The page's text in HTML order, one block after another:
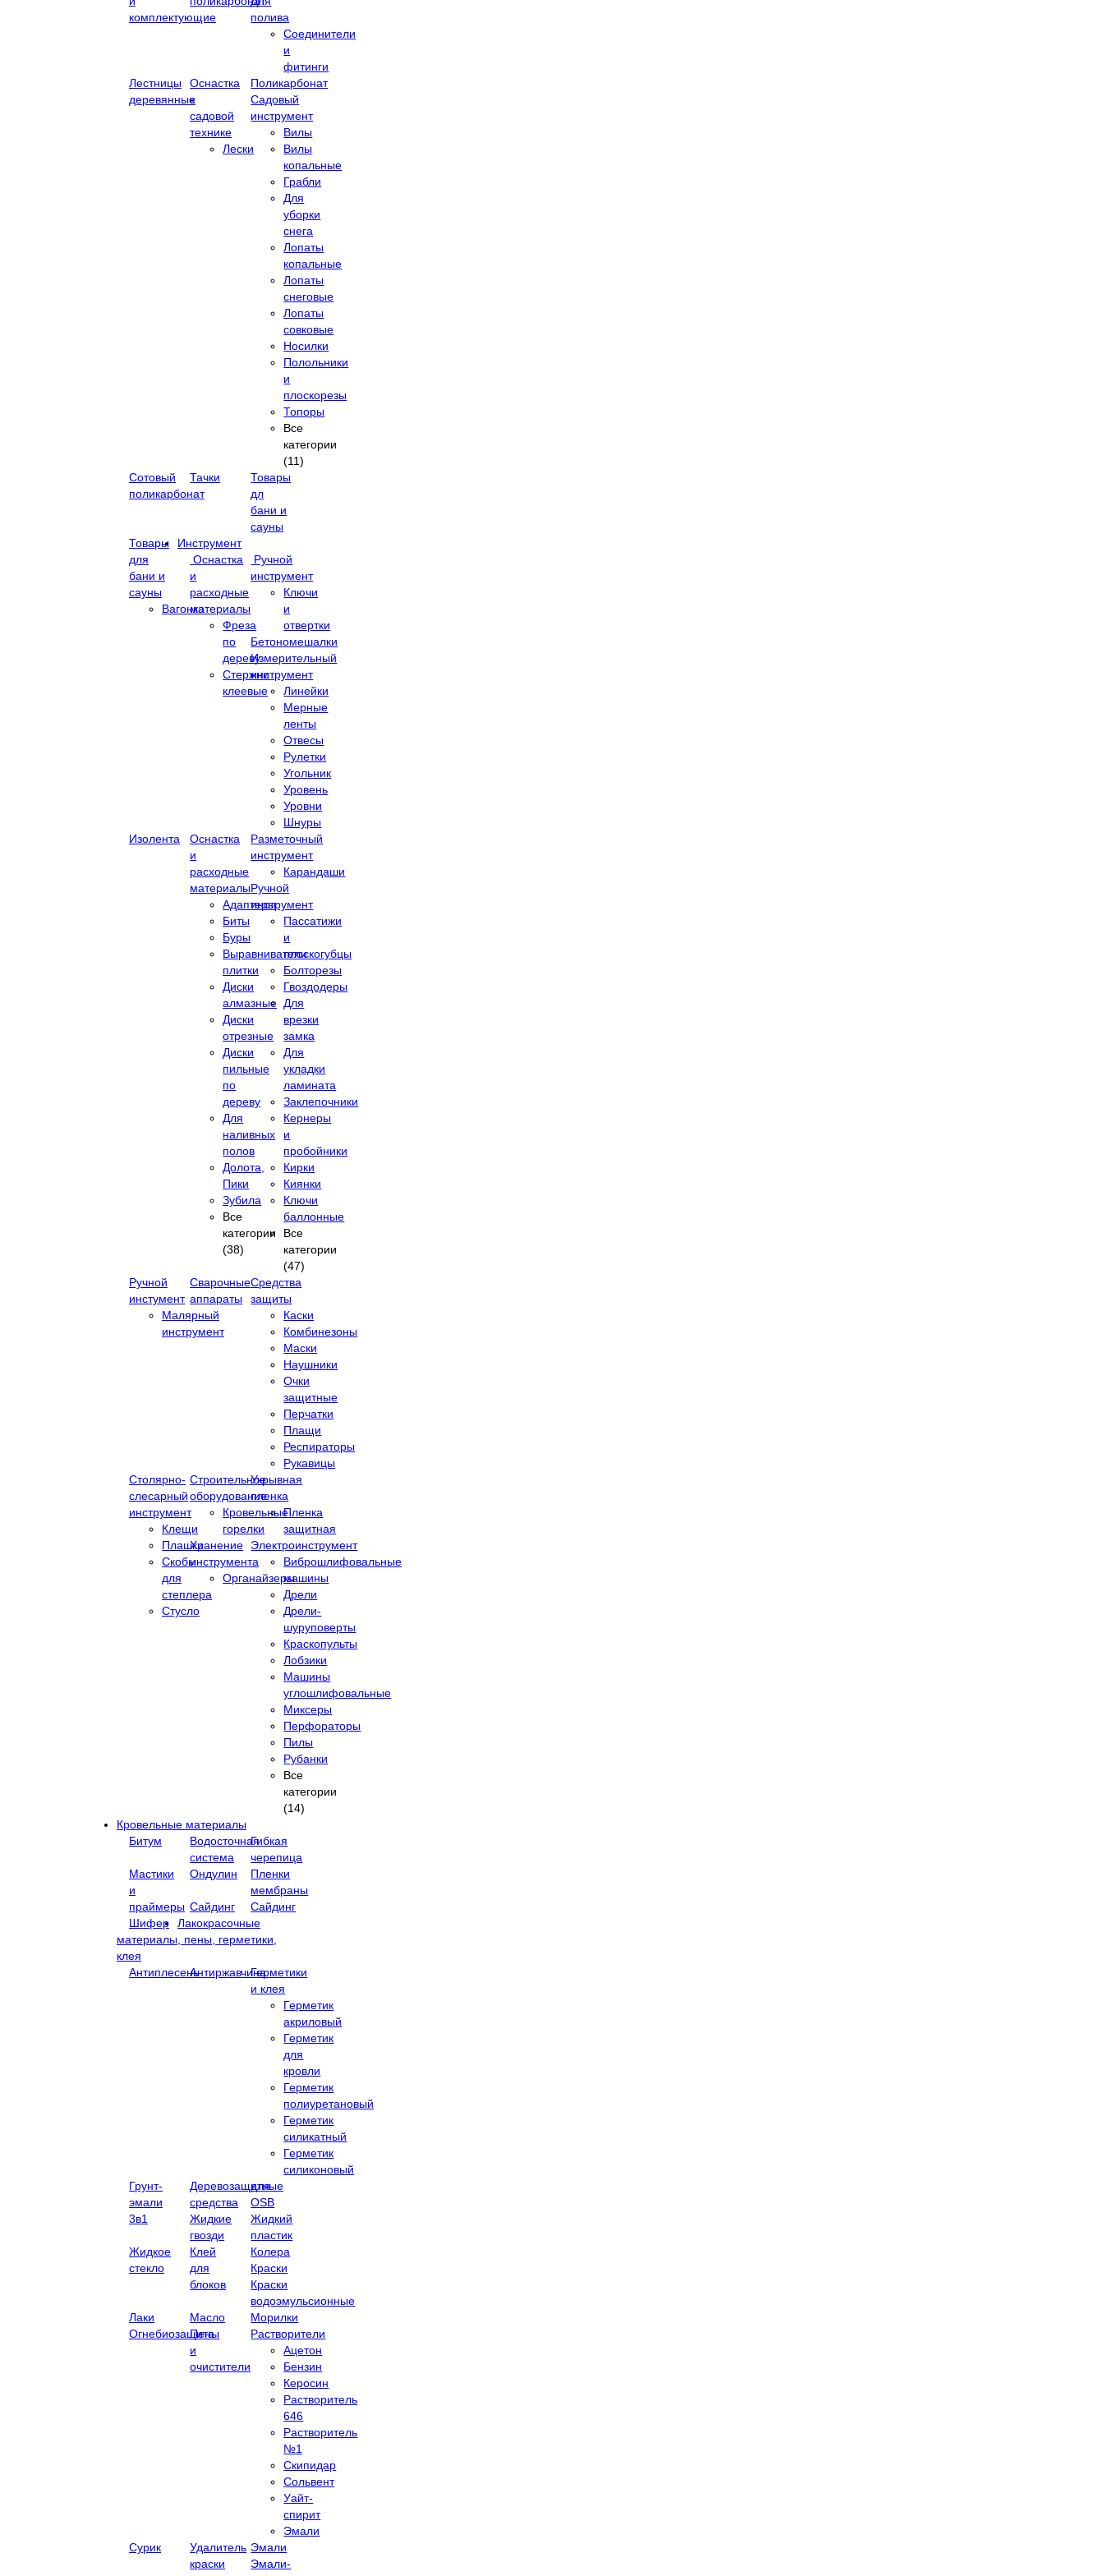
комплектующие
полива
Соединители
и
фитинги
Лестницы
деревянные
Оснастка
к
садовой
технике
Лески
Поликарбонат
Садовый
инструмент
Вилы
Вилы
копальные
Грабли
Для
уборки
снега
Лопаты
копальные
Лопаты
снеговые
Лопаты
совковые
Носилки
Полольники
и
плоскорезы
Топоры
Все
категории
(11)
Сотовый
поликарбонат
Тачки
Товары
дл
бани и
сауны
Товары
для
бани и
сауны
Вагонка
Инструмент
Оснастка
и
расходные
материалы
Фреза
по
дереву
Стержни
клеевые
Ручной
инструмент
Ключи
и
отвертки
Бетономешалки
Измерительный
инструмент
Линейки
Мерные
ленты
Отвесы
Рулетки
Угольник
Уровень
Уровни
Шнуры
Изолента
Оснастка
и
расходные
материалы
Адаптеры
Биты
Буры
Выравниватели
плитки
Диски
алмазные
Диски
отрезные
Диски
пильные
по
дереву
Для
наливных
полов
Долота,
Пики
Зубила
Все
категории
(38)
Разметочный
инструмент
Карандаши
Ручной
инструмент
Пассатижи
и
плоскогубцы
Болторезы
Гвоздодеры
Для
врезки
замка
Для
укладки
ламината
Заклепочники
Кернеры
и
пробойники
Кирки
Киянки
Ключи
баллонные
Все
категории
(47)
Ручной
инстумент
Малярный
инструмент
Сварочные
аппараты
Средства
защиты
Каски
Комбинезоны
Маски
Наушники
Очки
защитные
Перчатки
Плащи
Респираторы
Рукавицы
Столярно-
слесарный
инструмент
Клещи
Плашки
Скобы
для
степлера
Стусло
Строительное
оборудование
Кровельные
горелки
Укрывная
пленка
Пленка
защитная
Хранение
инструмента
Органайзеры
Электроинструмент
Виброшлифовальные
машины
Дрели
Дрели-
шуруповерты
Краскопульты
Лобзики
Машины
углошлифовальные
Миксеры
Перфораторы
Пилы
Рубанки
Все
категории
(14)
Кровельные материалы
Битум
Водосточная
система
Гибкая
черепица
Мастики
и
праймеры
Ондулин
Пленки
мембраны
Сайдинг
Сайдинг
Шифер
Лакокрасочные
материалы, пены, герметики,
клея
АнтиплесеньАнтиржавчинаГерметики
и клея
Герметик
акриловый
Герметик
для
кровли
Герметик
полиуретановый
Герметик
силикатный
Герметик
силиконовый
Грунт-
эмали
3в1
Деревозащитные
средства
для
OSB
Жидкие
гвозди
Жидкий
пластик
Жидкое
стекло
Клей
для
блоков
Колера
Краски
Краски
водоэмульсионные
Лаки
Масло
Морилки
Огнебиозащита
Пены
и
очистители
Растворители
Ацетон
Бензин
Керосин
Растворитель
646
Растворитель
№1
Скипидар
Сольвент
Уайт-
спирит
Эмали
Сурик
Удалитель
краски
Эмали
Эмали-